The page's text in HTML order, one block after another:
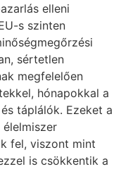
elleni
s szinten
sértetlen
megfelelően
hónapokkal a
táplálók. Ezeket a
fel, viszont mint
is csökkentik a